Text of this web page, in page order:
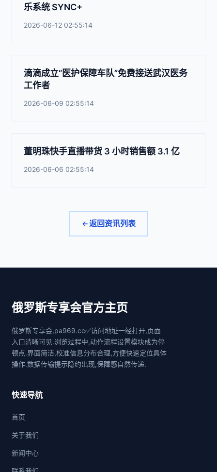
乐系统 SYNC+
2026-06-12 02:55:14
滴滴成立“医护保障车队”免费接送武汉医务
工作者
2026-06-09 02:55:14
董明珠快手直播带货 3 小时销售额 3.1 亿
2026-06-06 02:55:14
返回资讯列表
俄罗斯专享会官方主页
俄罗斯专享会,pa969.cc✅访问地址一经打开,页面
入口清晰可见.浏览过程中,动作流程设置模块成为停
顿点.界面简洁,校准信息分布合理,方便快速定位具体
操作.数据传输提示隐约出现,保障感自然传递.
快速导航
首页
关于我们
新闻中心